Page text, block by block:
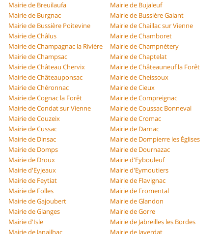
Mairie de Breuilaufa
Mairie de Bujaleuf
Mairie de Burgnac
Mairie de Bussière Galant
Mairie de Bussière Poitevine
Mairie de Chaillac sur Vienne
Mairie de Châlus
Mairie de Chamboret
Mairie de Champagnac la Rivière
Mairie de Champnétery
Mairie de Champsac
Mairie de Chaptelat
Mairie de Château Chervix
Mairie de Châteauneuf la Forêt
Mairie de Châteauponsac
Mairie de Cheissoux
Mairie de Chéronnac
Mairie de Cieux
Mairie de Cognac la Forêt
Mairie de Compreignac
Mairie de Condat sur Vienne
Mairie de Coussac Bonneval
Mairie de Couzeix
Mairie de Cromac
Mairie de Cussac
Mairie de Darnac
Mairie de Dinsac
Mairie de Dompierre les Églises
Mairie de Domps
Mairie de Dournazac
Mairie de Droux
Mairie d'Eybouleuf
Mairie d'Eyjeaux
Mairie d'Eymoutiers
Mairie de Feytiat
Mairie de Flavignac
Mairie de Folles
Mairie de Fromental
Mairie de Gajoubert
Mairie de Glandon
Mairie de Glanges
Mairie de Gorre
Mairie d'Isle
Mairie de Jabreilles les Bordes